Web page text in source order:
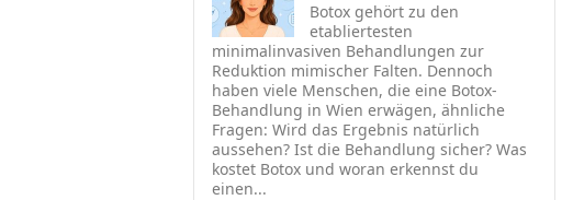
Botox gehört zu den
etabliertesten
minimalinvasiven Behandlungen zur
Reduktion mimischer Falten. Dennoch
haben viele Menschen, die eine Botox-
Behandlung in Wien erwägen, ähnliche
Fragen: Wird das Ergebnis natürlich
aussehen? Ist die Behandlung sicher? Was
kostet Botox und woran erkennst du
einen...